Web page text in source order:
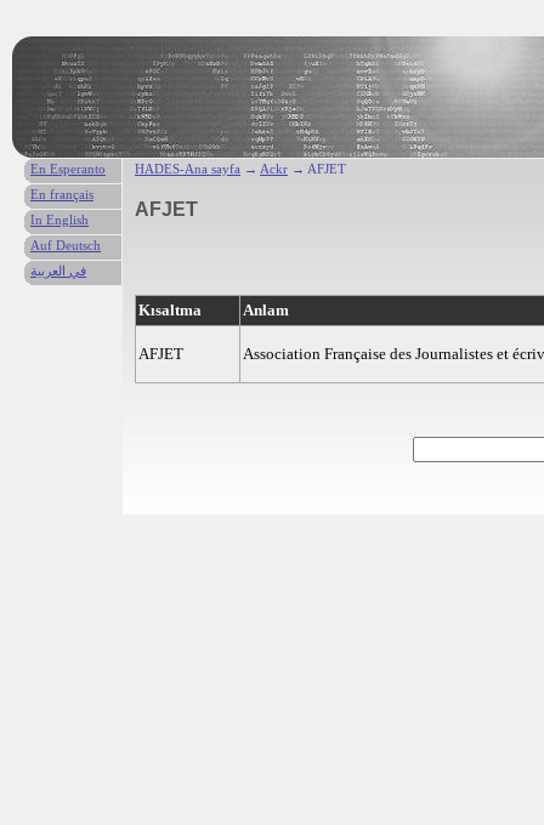
HADES-Ana sayfa → Ackr → AFJET
AFJET
Kısaltma Anlam
AFJET Association Française des Journalistes et
En Esperanto
En français
In English
Auf Deutsch
في العربية